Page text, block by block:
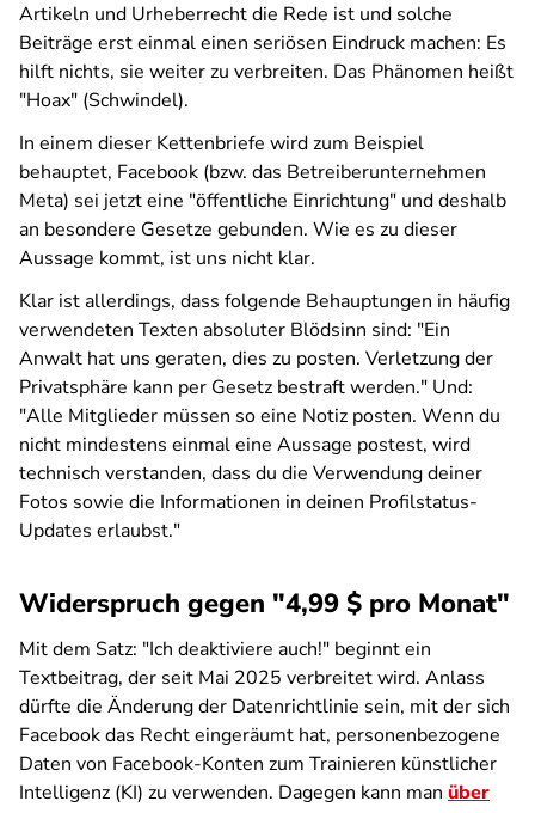
Artikeln und Urheberrecht die Rede ist und solche
Beiträge erst einmal einen seriösen Eindruck machen: Es
hilft nichts, sie weiter zu verbreiten. Das Phänomen heißt
"Hoax" (Schwindel).
In einem dieser Kettenbriefe wird zum Beispiel
behauptet, Facebook (bzw. das Betreiberunternehmen
Meta) sei jetzt eine "öffentliche Einrichtung" und deshalb
an besondere Gesetze gebunden. Wie es zu dieser
Aussage kommt, ist uns nicht klar.
Klar ist allerdings, dass folgende Behauptungen in häufig
verwendeten Texten absoluter Blödsinn sind: "Ein
Anwalt hat uns geraten, dies zu posten. Verletzung der
Privatsphäre kann per Gesetz bestraft werden." Und:
"Alle Mitglieder müssen so eine Notiz posten. Wenn du
nicht mindestens einmal eine Aussage postest, wird
technisch verstanden, dass du die Verwendung deiner
Fotos sowie die Informationen in deinen Profilstatus-
Updates erlaubst."
Widerspruch gegen "4,99 $ pro Monat"
Mit dem Satz: "Ich deaktiviere auch!" beginnt ein
Textbeitrag, der seit Mai 2025 verbreitet wird. Anlass
dürfte die Änderung der Datenrichtlinie sein, mit der sich
Facebook das Recht eingeräumt hat, personenbezogene
Daten von Facebook-Konten zum Trainieren künstlicher
Intelligenz (KI) zu verwenden. Dagegen kann man über